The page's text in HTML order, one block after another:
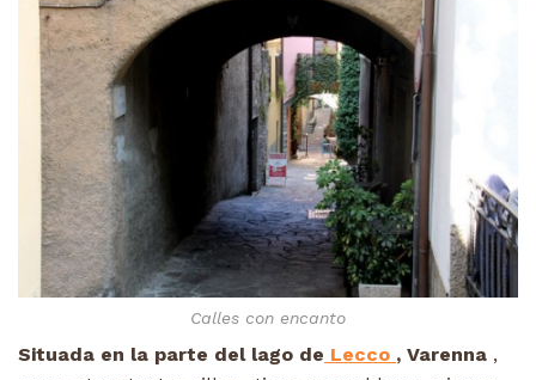
Calles con encanto
Situada en la parte del lago de Lecco , Varenna ,